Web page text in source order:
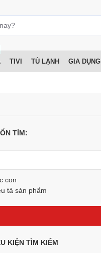
TIVI TỦ LẠNH GIA DỤNG
TÌM:
con
tả sản phẩm
KIỆN TÌM KIẾM